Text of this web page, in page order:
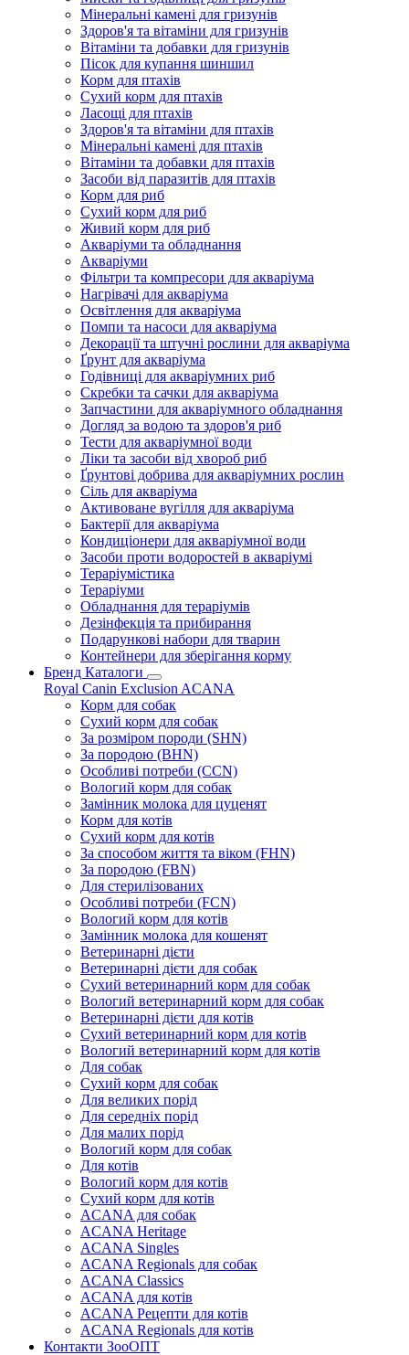
Мінеральні камені для гризунів
Здоров'я та вітаміни для гризунів
Вітаміни та добавки для гризунів
Пісок для купання шиншил
Корм для птахів
Сухий корм для птахів
Ласощі для птахів
Здоров'я та вітаміни для птахів
Мінеральні камені для птахів
Вітаміни та добавки для птахів
Засоби від паразитів для птахів
Корм для риб
Сухий корм для риб
Живий корм для риб
Акваріуми та обладнання
Акваріуми
Фільтри та компресори для акваріума
Нагрівачі для акваріума
Освітлення для акваріума
Помпи та насоси для акваріума
Декорації та штучні рослини для акваріума
Ґрунт для акваріума
Годівниці для акваріумних риб
Скребки та сачки для акваріума
Запчастини для акваріумного обладнання
Догляд за водою та здоров'я риб
Тести для акваріумної води
Ліки та засоби від хвороб риб
Ґрунтові добрива для акваріумних рослин
Сіль для акваріума
Активоване вугілля для акваріума
Бактерії для акваріума
Кондиціонери для акваріумної води
Засоби проти водоростей в акваріумі
Тераріумістика
Тераріуми
Обладнання для тераріумів
Дезінфекція та прибирання
Подарункові набори для тварин
Контейнери для зберігання корму
Бренд Каталоги
Royal Canin Exclusion ACANA
Корм для собак
Сухий корм для собак
За розміром породи (SHN)
За породою (BHN)
Особливі потреби (CCN)
Вологий корм для собак
Замінник молока для цуценят
Корм для котів
Сухий корм для котів
За способом життя та віком (FHN)
За породою (FBN)
Для стерилізованих
Особливі потреби (FCN)
Вологий корм для котів
Замінник молока для кошенят
Ветеринарні дієти
Ветеринарні дієти для собак
Сухий ветеринарний корм для собак
Вологий ветеринарний корм для собак
Ветеринарні дієти для котів
Сухий ветеринарний корм для котів
Вологий ветеринарний корм для котів
Для собак
Сухий корм для собак
Для великих порід
Для середніх порід
Для малих порід
Вологий корм для собак
Для котів
Вологий корм для котів
Сухий корм для котів
ACANA для собак
ACANA Heritage
ACANA Singles
ACANA Regionals для собак
ACANA Classics
ACANA для котів
ACANA Рецепти для котів
ACANA Regionals для котів
Контакти ЗооОПТ